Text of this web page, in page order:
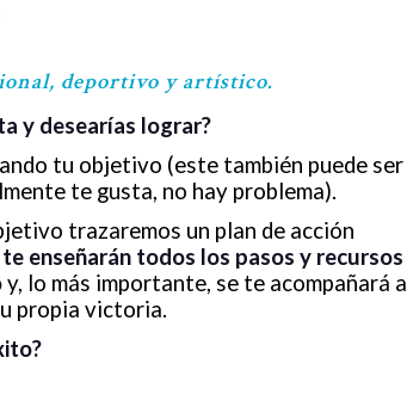
deportivo y artístico.
y desearías lograr?
tu objetivo (este también puede ser
te gusta, no hay problema).
trazaremos un plan de acción
enseñarán todos los pasos y recursos
y, lo más importante, se te acompañará a
propia victoria.